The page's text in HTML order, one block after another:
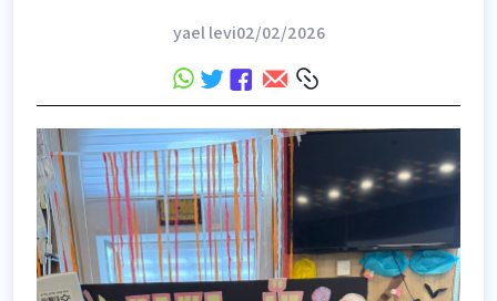
yael levi02/02/2026